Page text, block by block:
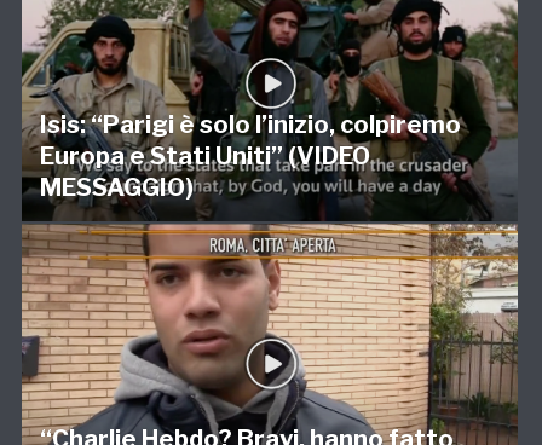
Isis: “Parigi è solo l’inizio, colpiremo
Europa e Stati Uniti” (VIDEO
MESSAGGIO)
“Charlie Hebdo? Bravi, hanno fatto